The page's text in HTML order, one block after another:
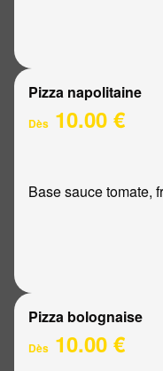
Pizza napolitaine
Dès 10.00 €
Base sauce tomate,
Pizza bolognaise
Dès 10.00 €